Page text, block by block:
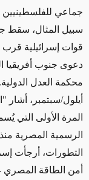
جماعي للفلسطينيين
سبيل المثال، سقط
قوات إسرائيلية
دعوى جنوب أفريقيا
محكمة العدل
أيلول/سبتمبر،
المرة الأولى التي
الرسمية المصرية
التطورات، أرجأت
أمن الطاقة